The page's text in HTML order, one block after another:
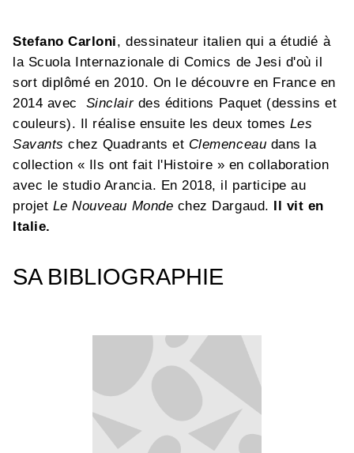
Stefano Carloni, dessinateur italien qui a étudié à
la Scuola Internazionale di Comics de Jesi d'où il
sort diplômé en 2010. On le découvre en France en
2014 avec Sinclair des éditions Paquet (dessins et
couleurs). Il réalise ensuite les deux tomes Les
Savants chez Quadrants et Clemenceau dans la
collection « Ils ont fait l'Histoire » en collaboration
avec le studio Arancia. En 2018, il participe au
projet Le Nouveau Monde chez Dargaud. Il vit en
Italie.
SA BIBLIOGRAPHIE